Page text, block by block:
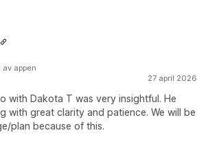
27 april 2026
with Dakota T was very insightful. He
with great clarity and patience. We will be
plan because of this.
appen